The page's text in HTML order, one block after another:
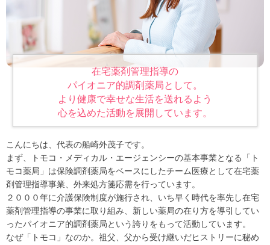
在宅薬剤管理指導の
パイオニア的調剤薬局として。
より健康で幸せな生活を送れるよう
心を込めた活動を展開しています。
こんにちは、代表の船崎外茂子です。
まず、トモコ・メディカル・エージェンシーの基本事業となる「ト
モコ薬局」は保険調剤薬局をベースにしたチーム医療として在宅薬
剤管理指導事業、外来処方箋応需を行っています。
２０００年に介護保険制度が施行され、いち早く時代を率先し在宅
薬剤管理指導の事業に取り組み、新しい薬局の在り方を導引してい
ったパイオニア的調剤薬局という誇りをもって活動しています。
なぜ「トモコ」なのか。祖父、父から受け継いだヒストリーに秘め